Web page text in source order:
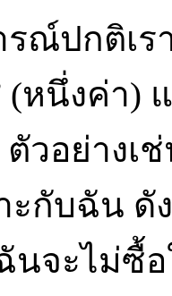
ณ์ปกติเร
หนึ่งค่า)
วอย่างเ
กับฉัน ดั
จะไม่ซื้อ